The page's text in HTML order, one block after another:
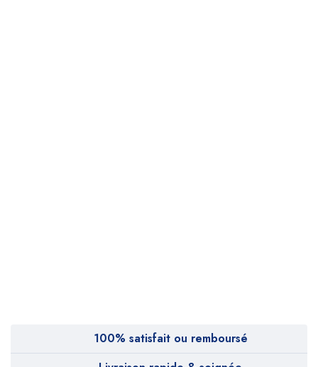
100% satisfait ou remboursé